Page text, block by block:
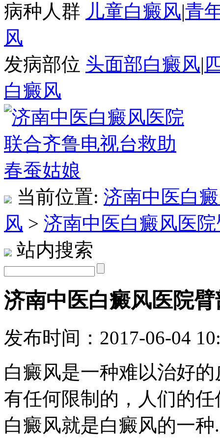
病种人群 儿童白癜风|青
风
发病部位 头面部白癜风|
白癜风
当前位置: 济南中医白
风 > 济南中医白癜风医
站内搜索
济南中医白癜风医院
发布时间：2017-06-04
白癜风是一种难以治好
有任何限制的，人们的
白癜风就是白癜风的一种.